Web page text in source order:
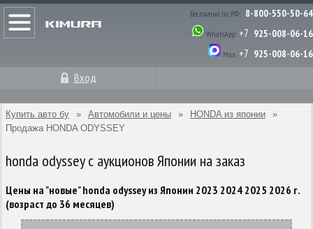
Бесплатно по РФ: 8-800-550-50-64
WhatsApp: +7 925-008-06-16
Max: +7 925-008-06-16
Вход
Купить авто бу » Автомобили и цены » HONDA из японии
»
Продажа HONDA ODYSSEY
honda odyssey с аукционов Японии на заказ
Цены на "новые" honda odyssey из Японии 2023 2024 2025 2026 г.
(возраст до 36 месяцев)